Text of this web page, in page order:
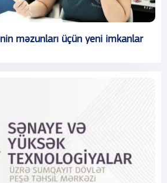
məzunları üçün yeni imkanlar